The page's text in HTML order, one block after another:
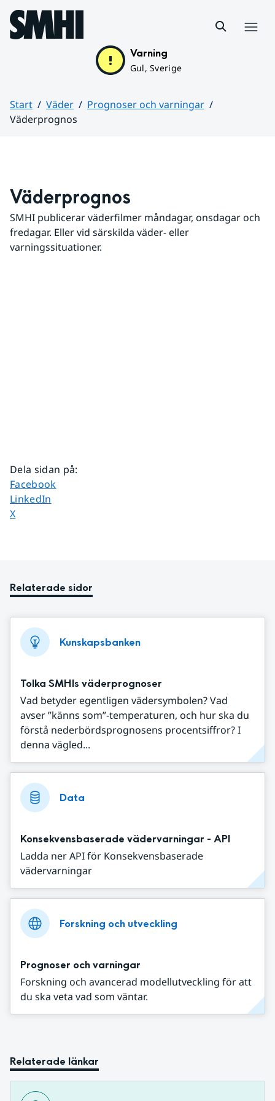
Hoppa till sidans innehåll
Varning
Gul, Sverige
Start Väder
Prognoser och varningar
Väderprognos
Väderprognos
SMHI publicerar väderfilmer måndagar, onsdagar och
fredagar. Eller vid särskilda väder- eller
varningssituationer.
Dela sidan på:
Dela sidan på
Facebook
Dela sidan på
LinkedIn
Dela sidan på
X
Relaterade sidor
Kunskapsbanken
Tolka SMHIs väderprognoser
Vad betyder egentligen vädersymbolen? Vad
avser ”känns som”-temperaturen, och hur ska du
förstå nederbördsprognosens procentsiffror? I
denna vägled...
Data
Konsekvensbaserade vädervarningar - API
Ladda ner API för Konsekvensbaserade
vädervarningar
Forskning och utveckling
Prognoser och varningar
Forskning och avancerad modellutveckling för att
du ska veta vad som väntar.
Relaterade länkar